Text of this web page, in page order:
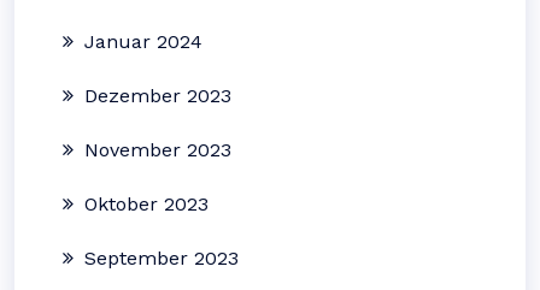
Januar 2024
Dezember 2023
November 2023
Oktober 2023
September 2023